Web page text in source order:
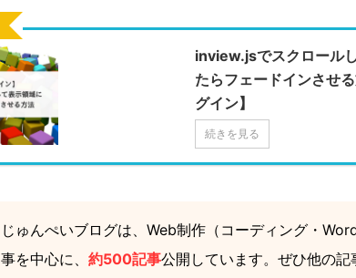
inview.jsでスクロール
たらフェードインさせ
グイン】
続きを見る
じゅんぺいブログは、Web制作（コーディング・
事を中心に、 約500記事公開しています。ぜひ他の記